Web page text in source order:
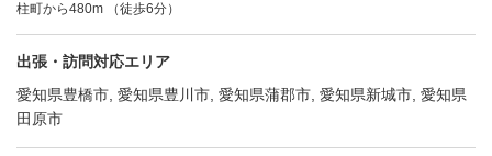
柱町から480m （徒歩6分）
出張・訪問対応エリア
愛知県豊橋市, 愛知県豊川市, 愛知県蒲郡市, 愛知県新城市, 愛知県
田原市